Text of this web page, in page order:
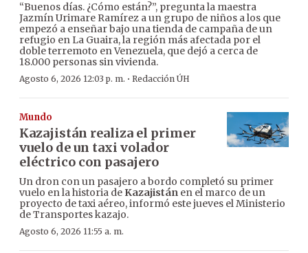
“Buenos días. ¿Cómo están?”, pregunta la maestra
Jazmín Urimare Ramírez a un grupo de niños a los que
empezó a enseñar bajo una tienda de campaña de un
refugio en La Guaira, la región más afectada por el
doble terremoto en Venezuela, que dejó a cerca de
18.000 personas sin vivienda.
Agosto 6, 2026 12:03 p. m. · Redacción ÚH
Mundo
Kazajistán realiza el primer
vuelo de un taxi volador
eléctrico con pasajero
Un dron con un pasajero a bordo completó su primer
vuelo en la historia de Kazajistán en el marco de un
proyecto de taxi aéreo, informó este jueves el Ministerio
de Transportes kazajo.
Agosto 6, 2026 11:55 a. m.